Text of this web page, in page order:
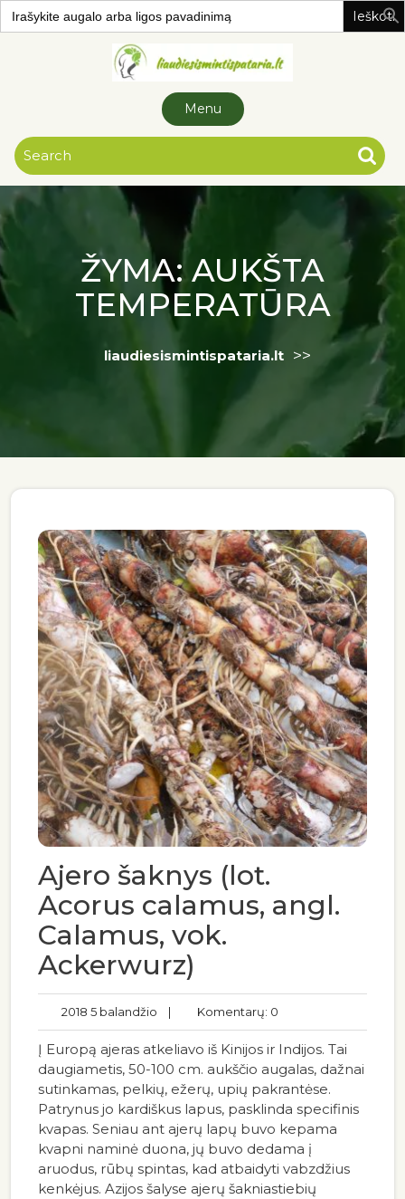
Search
for:Skip to
Menu
ŽYMA:AUKŠTA
TEMPERATŪRA
liaudiesismintispataria.lt >>
Ajero šaknys (lot.
Acorus calamus, angl.
Calamus, vok.
Ackerwurz)
2018 5 balandžio | Komentarų: 0
Į Europą ajeras atkeliavo iš Kinijos ir Indijos. Tai
daugiametis, 50-100 cm. aukščio augalas, dažnai
sutinkamas, pelkių, ežerų, upių pakrantėse.
Patrynus jo kardiškus lapus, pasklinda specifinis
kvapas. Seniau ant ajerų lapų buvo kepama
kvapni naminė duona, jų buvo dedama į
aruodus, rūbų spintas, kad atbaidyti vabzdžius
kenkėjus. Azijos šalyse ajerų šakniastiebių